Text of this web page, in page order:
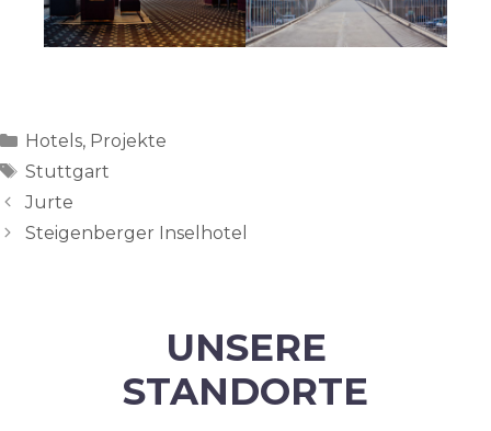
Categories
Hotels, Projekte
Tags
Stuttgart
Jurte
Steigenberger Inselhotel
UNSERE
STANDORTE